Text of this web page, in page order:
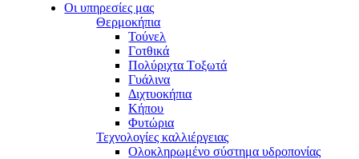
Οι υπηρεσίες μας
Θερμοκήπια
Τούνελ
Γοτθικά
Πολύριχτα Tοξωτά
Γυάλινα
Διχτυοκήπια
Κήπου
Φυτώρια
Τεχνολογίες καλλιέργειας
Ολοκληρωμένο σύστημα υδροπονίας